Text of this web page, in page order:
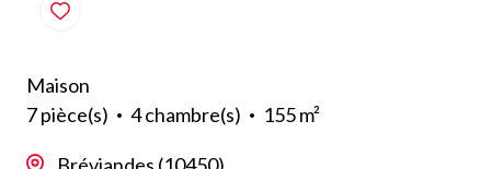
Maison
7 pièce(s)
4 chambre(s) 155 m²